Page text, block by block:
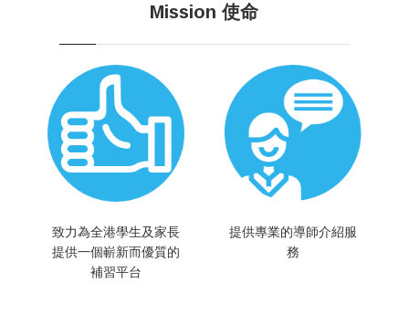
Mission 使命
致力為全港學生及家長
提供一個嶄新而優質的
補習平台
提供專業的導師介紹服
務